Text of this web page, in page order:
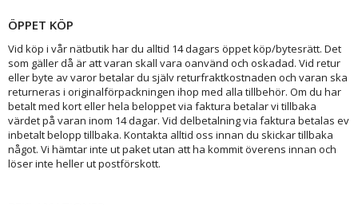
ÖPPET KÖP
Vid köp i vår nätbutik har du alltid 14 dagars öppet köp/bytesrätt. Det
som gäller då är att varan skall vara oanvänd och oskadad. Vid retur
eller byte av varor betalar du själv returfraktkostnaden och varan ska
returneras i originalförpackningen ihop med alla tillbehör. Om du har
betalt med kort eller hela beloppet via faktura betalar vi tillbaka
värdet på varan inom 14 dagar. Vid delbetalning via faktura betalas ev
inbetalt belopp tillbaka. Kontakta alltid oss innan du skickar tillbaka
något. Vi hämtar inte ut paket utan att ha kommit överens innan och
löser inte heller ut postförskott.